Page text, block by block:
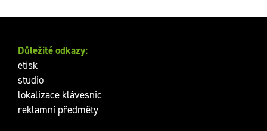
Důležité odkazy:
etisk
studio
lokalizace klávesnic
reklamní předměty